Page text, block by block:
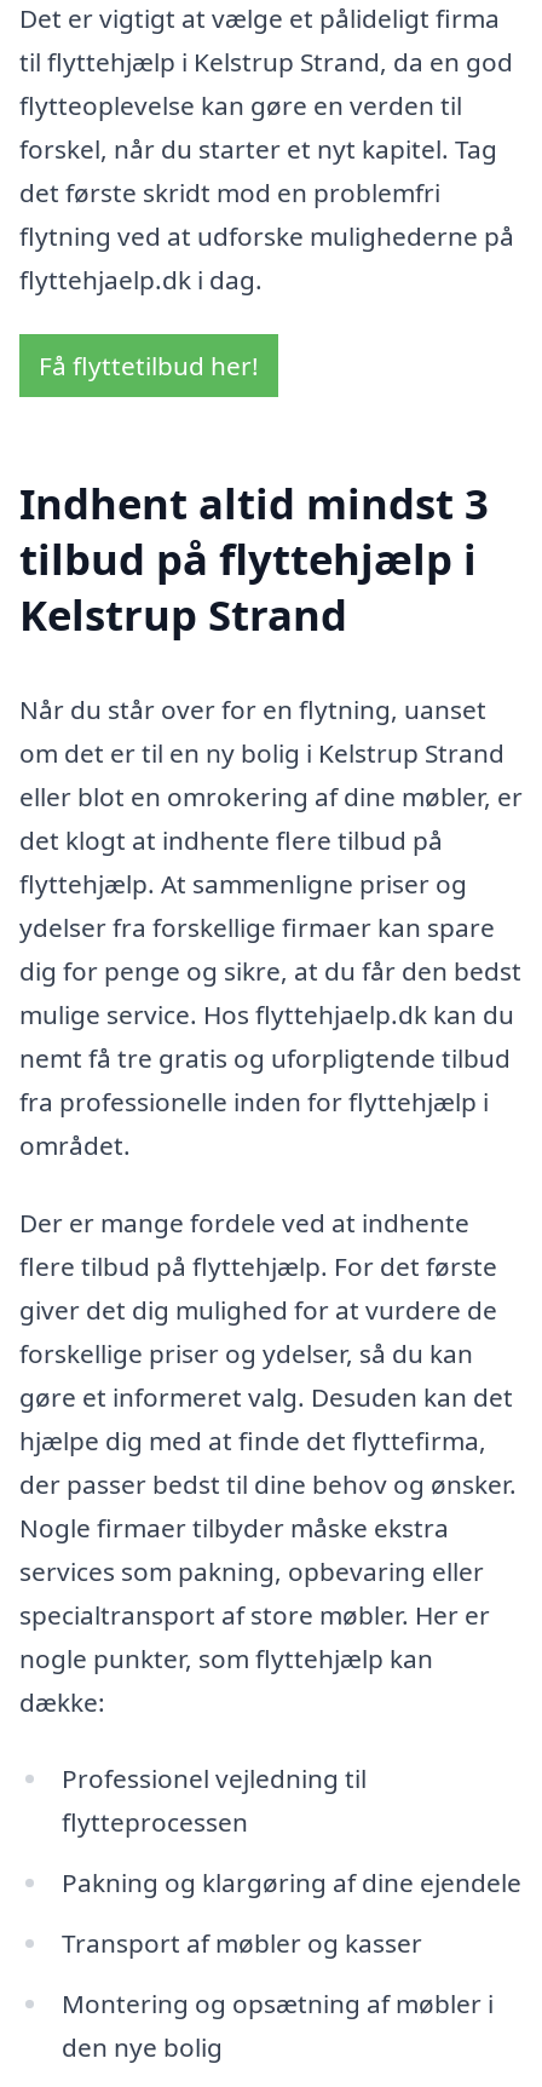
Det er vigtigt at vælge et pålideligt firma
til flyttehjælp i Kelstrup Strand, da en god
flytteoplevelse kan gøre en verden til
forskel, når du starter et nyt kapitel. Tag
det første skridt mod en problemfri
flytning ved at udforske mulighederne på
flyttehjaelp.dk i dag.
Få flyttetilbud her!
Indhent altid mindst 3
tilbud på flyttehjælp i
Kelstrup Strand
Når du står over for en flytning, uanset
om det er til en ny bolig i Kelstrup Strand
eller blot en omrokering af dine møbler, er
det klogt at indhente flere tilbud på
flyttehjælp. At sammenligne priser og
ydelser fra forskellige firmaer kan spare
dig for penge og sikre, at du får den bedst
mulige service. Hos flyttehjaelp.dk kan du
nemt få tre gratis og uforpligtende tilbud
fra professionelle inden for flyttehjælp i
området.
Der er mange fordele ved at indhente
flere tilbud på flyttehjælp. For det første
giver det dig mulighed for at vurdere de
forskellige priser og ydelser, så du kan
gøre et informeret valg. Desuden kan det
hjælpe dig med at finde det flyttefirma,
der passer bedst til dine behov og ønsker.
Nogle firmaer tilbyder måske ekstra
services som pakning, opbevaring eller
specialtransport af store møbler. Her er
nogle punkter, som flyttehjælp kan
dække:
Professionel vejledning til
flytteprocessen
Pakning og klargøring af dine ejendele
Transport af møbler og kasser
Montering og opsætning af møbler i
den nye bolig